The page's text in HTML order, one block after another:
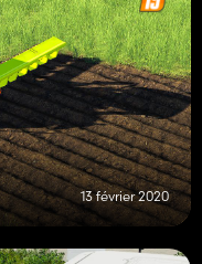
13 février 2020